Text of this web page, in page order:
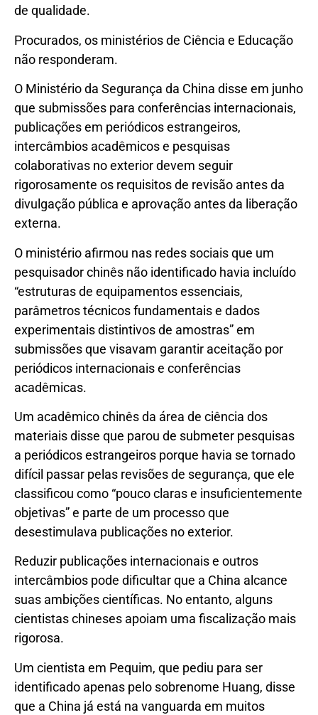
de qualidade.
Procurados, os ministérios de Ciência e Educação
não responderam.
O Ministério da Segurança da China disse em junho
que submissões para conferências internacionais,
publicações em periódicos estrangeiros,
intercâmbios acadêmicos e pesquisas
colaborativas no exterior devem seguir
rigorosamente os requisitos de revisão antes da
divulgação pública e aprovação antes da liberação
externa.
O ministério afirmou nas redes sociais que um
pesquisador chinês não identificado havia incluído
“estruturas de equipamentos essenciais,
parâmetros técnicos fundamentais e dados
experimentais distintivos de amostras” em
submissões que visavam garantir aceitação por
periódicos internacionais e conferências
acadêmicas.
Um acadêmico chinês da área de ciência dos
materiais disse que parou de submeter pesquisas
a periódicos estrangeiros porque havia se tornado
difícil passar pelas revisões de segurança, que ele
classificou como “pouco claras e insuficientemente
objetivas” e parte de um processo que
desestimulava publicações no exterior.
Reduzir publicações internacionais e outros
intercâmbios pode dificultar que a China alcance
suas ambições científicas. No entanto, alguns
cientistas chineses apoiam uma fiscalização mais
rigorosa.
Um cientista em Pequim, que pediu para ser
identificado apenas pelo sobrenome Huang, disse
que a China já está na vanguarda em muitos